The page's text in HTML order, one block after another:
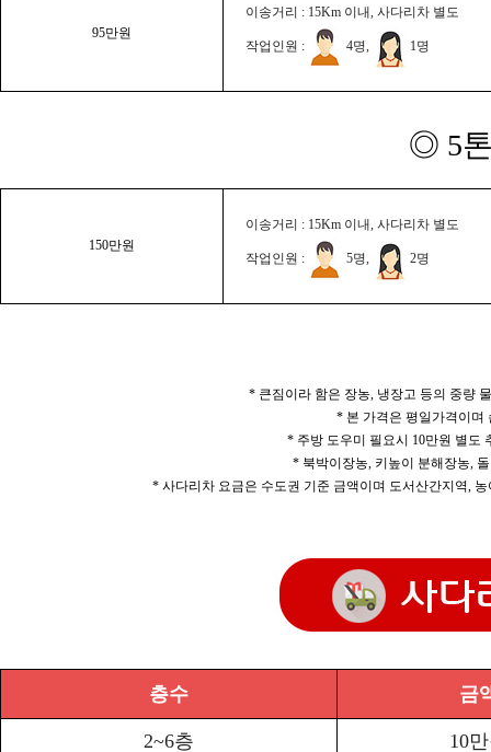
95만원
이송거리 : 15Km 이내, 사다리차 별도
작업인원 : 4명, 1명
◎ 5
150만원
이송거리 : 15Km 이내, 사다리차 별도
작업인원 : 5명, 2명
* 큰짐이라 함은 장농, 냉장고 등의 중량
* 본 가격은 평일가격이며
* 주방 도우미 필요시 10만원 별도
* 북박이장농, 키높이 분해장농,
* 사다리차 요금은 수도권 기준 금액이며 도서산간지역,
층수 금
2~6층 10